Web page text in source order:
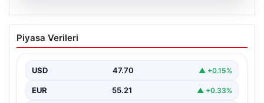
06.08.2026
CANLI | Bohemians – FC Midtjylland
Maç Önizlemesi ve Detayları
yaşanıyor. Bohemians ile FC Midtjylland, 06 Ağustos
2026…
Piyasa Verileri
USD 47.70 ▲ +0.15%
EUR 55.21 ▲ +0.33%